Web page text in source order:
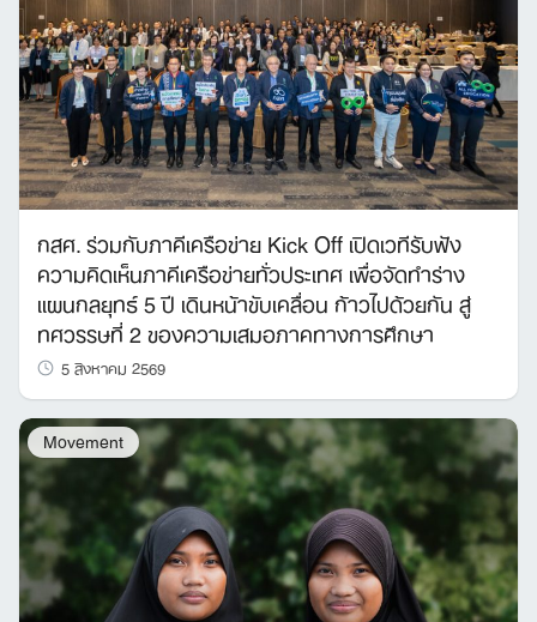
Search
for:
กสศ. ร่วมกับภาคีเครือข่าย Kick Off เปิดเวทีรับฟัง
ความคิดเห็นภาคีเครือข่ายทั่วประเทศ เพื่อจัดทำร่าง
แผนกลยุทธ์ 5 ปี เดินหน้าขับเคลื่อน ก้าวไปด้วยกัน สู่
ทศวรรษที่ 2 ของความเสมอภาคทางการศึกษา
5 สิงหาคม 2569
Movement